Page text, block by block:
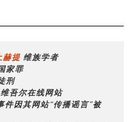
赫提 维族学者
家罪
刑
吾尔在线网站
件因其网站“传播谣言”被